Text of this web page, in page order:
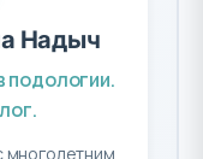
Надыч
подологии.
многолетним